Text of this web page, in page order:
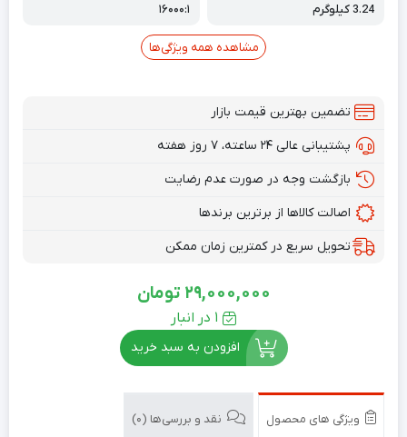
3.24 کیلوگرم
۱۶۰۰۰:۱
مشاهده همه ویژگی‌ها
تضمین بهترین قیمت بازار
پشتیبانی عالی ۲۴ ساعته، ۷ روز هفته
بازگشت وجه در صورت عدم رضایت
اصالت کالاها از برترین برندها
تحویل سریع در کمترین زمان ممکن
29,000,000 تومان
1 در انبار
افزودن به سبد خرید
ویژگی های محصول نقد و بررسی‌ها (0)